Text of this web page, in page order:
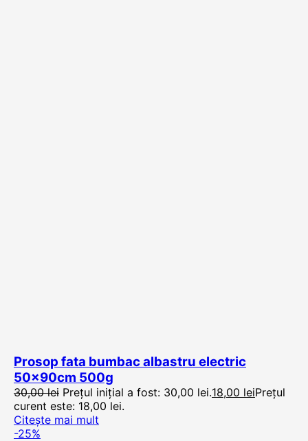
Prosop fata bumbac albastru electric
50x90cm 500g
30,00lei Prețul inițial a fost: 30,00 lei.18,00 leiPrețul
curent este: 18,00 lei.
Citește mai mult
-25%